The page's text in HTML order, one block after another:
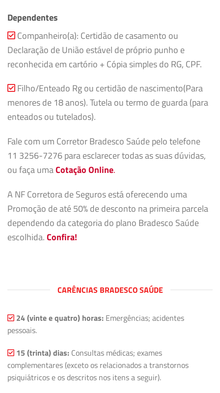
Dependentes
Companheiro(a): Certidão de casamento ou
Declaração de União estável de próprio punho e
reconhecida em cartório + Cópia simples do RG, CPF.
Filho/Enteado Rg ou certidão de nascimento(Para
menores de 18 anos). Tutela ou termo de guarda (para
enteados ou tutelados).
Fale com um Corretor Bradesco Saúde pelo telefone
11 3256-7276 para esclarecer todas as suas dúvidas,
ou faça umaCotação Online.
A NF Corretora de Seguros está oferecendo uma
Promoção de até 50% de desconto na primeira parcela
dependendo da categoria do plano Bradesco Saúde
escolhida.Confira!
CARÊNCIAS BRADESCO SAÚDE
24 (vinte e quatro) horas: Emergências; acidentes
pessoais.
15 (trinta) dias: Consultas médicas; exames
complementares (exceto os relacionados a transtornos
psiquiátricos e os descritos nos itens a seguir).